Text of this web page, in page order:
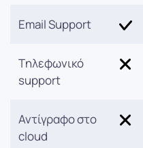
Email Support
Tηλεφωνικό
support
Αντίγραφο στο
cloud